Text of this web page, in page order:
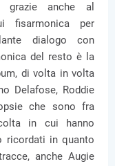
grazie anche al
fisarmonica per
dialogo con
del resto è la
di volta in volta
Delafose, Roddie
che sono fra
in cui hanno
ricordati in quanto
anche Augie